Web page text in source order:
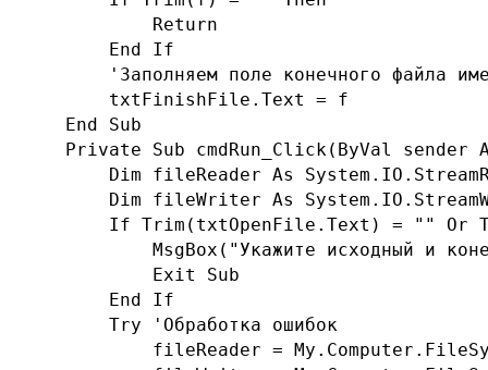
            Return
        End If
'Заполняем поле конечного файла
        txtFinishFile.Text = f
    End Sub
Private Sub cmdRun_Click(ByVal sender
Dim fileReader As
Dim fileWriter As
If Trim(txtOpenFile.Text) = "" Or
MsgBox("Укажите исходный и
            Exit Sub
        End If
        Try 'Обработка ошибок
fileReader =